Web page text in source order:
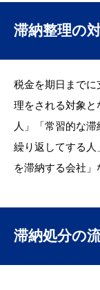
滞納整理の
税金を期日まで
理をされる対象と
人」「常習的な
繰り返してする
を滞納する会社」
滞納処分の